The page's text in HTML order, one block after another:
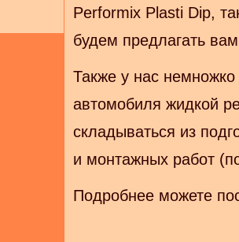
Performix Plasti Dip,
будем предлагать
Также у нас
автомобиля жидкой
складываться из
и монтажных работ
Подробнее можете